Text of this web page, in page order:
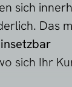
sich
Das
sich Ihr